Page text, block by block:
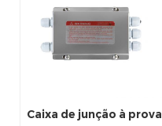
Caixa de junção à prova